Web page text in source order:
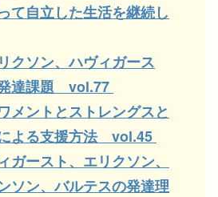
て自立した生活を継続し
クソン、ハヴィガース
達課題 vol.77
メントとストレングスと
よる支援方法 vol.45
ガースト、エリクソン、
ソン、バルテスの発達理